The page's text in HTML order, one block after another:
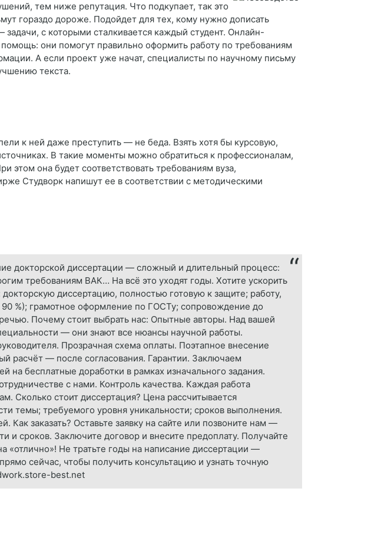
тем ниже репутация. Что подкупает, так это
гораздо дороже. Подойдет для тех, кому нужно дописать
с которыми сталкивается каждый студент. Онлайн-
они помогут правильно оформить работу по требованиям
А если проект уже начат, специалисты по научному письму
текста.
к ней даже преступить — не беда. Взять хотя бы курсовую,
В такие моменты можно обратиться к профессионалам,
этом она будет соответствовать требованиям вуза,
Студворк напишут ее в соответствии с методическими
докторской диссертации — сложный и длительный процесс:
требованиям ВАК… На всё это уходят годы. Хотите ускорить
диссертацию, полностью готовую к защите; работу,
%); грамотное оформление по ГОСТу; сопровождение до
Почему стоит выбрать нас: Опытные авторы. Над вашей
— они знают все нюансы научной работы.
Прозрачная схема оплаты. Поэтапное внесение
расчёт — после согласования. Гарантии. Заключаем
бесплатные доработки в рамках изначального задания.
с нами. Контроль качества. Каждая работа
Сколько стоит диссертация? Цена рассчитывается
темы; требуемого уровня уникальности; сроков выполнения.
заказать? Оставьте заявку на сайте или позвоните нам —
сроков. Заключите договор и внесите предоплату. Получайте
«отлично»! Не тратьте годы на написание диссертации —
сейчас, чтобы получить консультацию и узнать точную
best.net